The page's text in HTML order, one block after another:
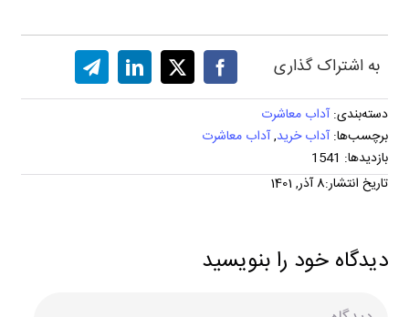
به اشتراک گذاری
دسته‌بندی:آداب معاشرت
برچسب‌ها:آداب خرید,آداب معاشرت
بازدیدها: 1541
تاریخ انتشار:8 آذر, 1401
دیدگاه خود را بنویسید